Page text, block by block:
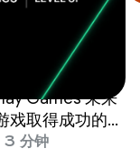
的计
Games 未来
取得成功的最
3 分钟